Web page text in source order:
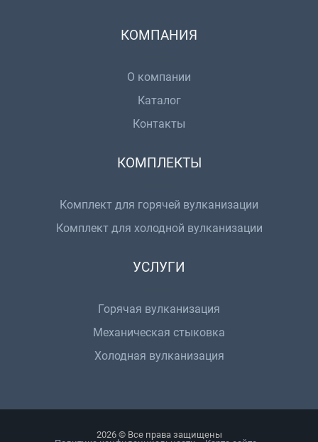
КОМПАНИЯ
О компании
Каталог
Контакты
КОМПЛЕКТЫ
Комплект для горячей вулканизации
Комплект для холодной вулканизации
УСЛУГИ
Горячая вулканизация
Механическая стыковка
Холодная вулканизация
2026 © Все права защищены